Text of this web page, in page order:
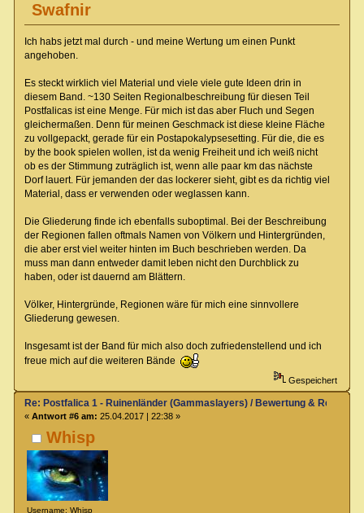
Swafnir
Ich habs jetzt mal durch - und meine Wertung um einen Punkt
angehoben.
Es steckt wirklich viel Material und viele viele gute Ideen drin in
diesem Band. ~130 Seiten Regionalbeschreibung für diesen Teil
Postfalicas ist eine Menge. Für mich ist das aber Fluch und Segen
gleichermaßen. Denn für meinen Geschmack ist diese kleine Fläche
zu vollgepackt, gerade für ein Postapokalypsesetting. Für die, die es
by the book spielen wollen, ist da wenig Freiheit und ich weiß nicht
ob es der Stimmung zuträglich ist, wenn alle paar km das nächste
Dorf lauert. Für jemanden der das lockerer sieht, gibt es da richtig viel
Material, dass er verwenden oder weglassen kann.
Die Gliederung finde ich ebenfalls suboptimal. Bei der Beschreibung
der Regionen fallen oftmals Namen von Völkern und Hintergründen,
die aber erst viel weiter hinten im Buch beschrieben werden. Da
muss man dann entweder damit leben nicht den Durchblick zu
haben, oder ist dauernd am Blättern.
Völker, Hintergründe, Regionen wäre für mich eine sinnvollere
Gliederung gewesen.
Insgesamt ist der Band für mich also doch zufriedenstellend und ich
freue mich auf die weiteren Bände
Gespeichert
Whisp
Username: Whisp
Re: Postfalica 1 - Ruinenländer (Gammaslayers) / Bewertung &
« Antwort #6 am: 25.04.2017 | 22:38 »